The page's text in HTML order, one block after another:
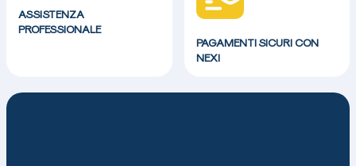
ASSISTENZA
PROFESSIONALE
PAGAMENTI SICURI CON
NEXI